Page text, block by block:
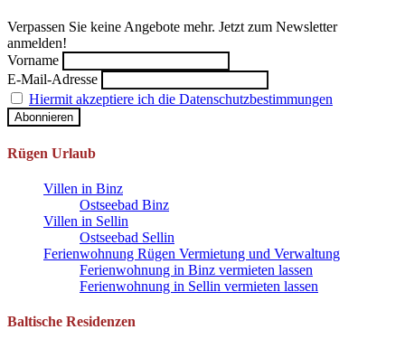
Verpassen Sie keine Angebote mehr. Jetzt zum Newsletter
anmelden!
Vorname
E-Mail-Adresse
Hiermit akzeptiere ich die Datenschutzbestimmungen
Rügen Urlaub
Villen in Binz
Ostseebad Binz
Villen in Sellin
Ostseebad Sellin
Ferienwohnung Rügen Vermietung und Verwaltung
Ferienwohnung in Binz vermieten lassen
Ferienwohnung in Sellin vermieten lassen
Baltische Residenzen